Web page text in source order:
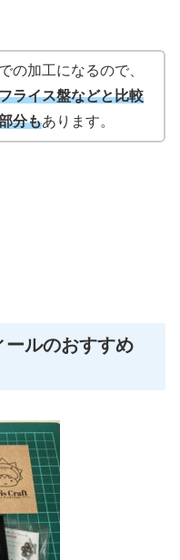
の加工になるので、
ライス盤などと比較
分もあります。
ールのおすすめ